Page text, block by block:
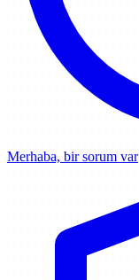
Merhaba, bir sorum var